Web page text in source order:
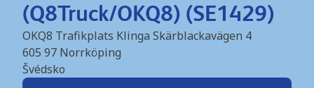
(Q8Truck/OKQ8) (SE1429)
OKQ8 Trafikplats Klinga Skärblackavägen 4
605 97 Norrköping
Švédsko